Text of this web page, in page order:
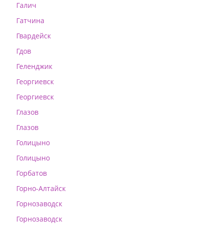
Галич
Гатчина
Гвардейск
Гдов
Геленджик
Георгиевск
Георгиевск
Глазов
Глазов
Голицыно
Голицыно
Горбатов
Горно-Алтайск
Горнозаводск
Горнозаводск